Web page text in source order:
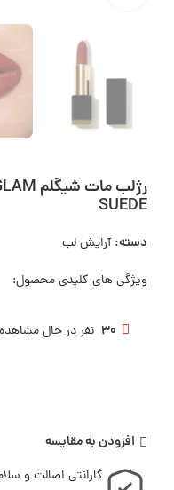
SUEDE
دسته: آرایش لب
ویژگی های کلیدی محصول:
30 نفر در حال
افزودن به مقایسه
گارانتی اصالت و